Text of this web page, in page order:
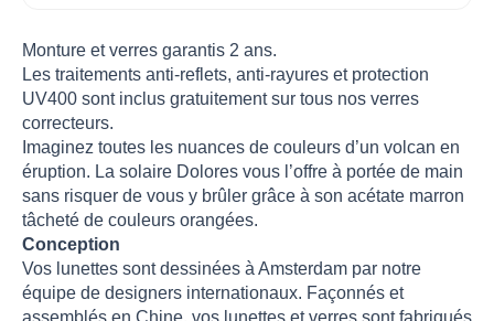
Monture et verres garantis 2 ans.
Les traitements anti-reflets, anti-rayures et protection
UV400 sont inclus gratuitement sur tous nos verres
correcteurs.
Imaginez toutes les nuances de couleurs d’un volcan en
éruption. La solaire Dolores vous l’offre à portée de main
sans risquer de vous y brûler grâce à son acétate marron
tâcheté de couleurs orangées.
Conception
Vos lunettes sont dessinées à Amsterdam par notre
équipe de designers internationaux. Façonnés et
assemblés en Chine, vos lunettes et verres sont fabriqués